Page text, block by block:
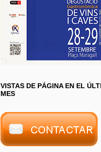
VISTAS DE PÁGINA EN EL
MES